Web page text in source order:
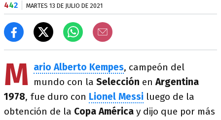
442 MARTES 13 DE JULIO DE 2021
M ario Alberto Kempes, campeón del
mundo con la Selección enArgentina
1978, fue duro con Lionel Messi luego de la
obtención de la Copa América y dijo que por más